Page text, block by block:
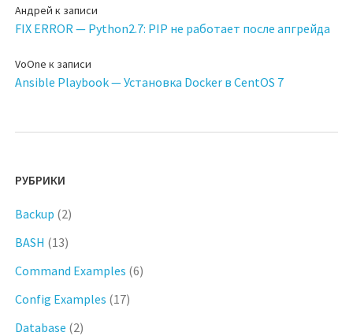
Андрей к записи
FIX ERROR — Python2.7: PIP не работает после апгрейда
VoOne к записи
Ansible Playbook — Установка Docker в CentOS 7
РУБРИКИ
Backup (2)
BASH (13)
Command Examples (6)
Config Examples (17)
Database (2)